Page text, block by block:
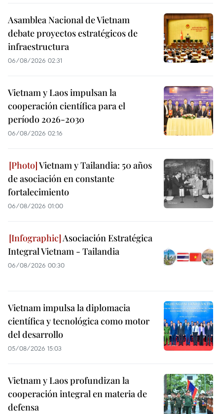
Asamblea Nacional de Vietnam
debate proyectos estratégicos de
infraestructura
06/08/2026 02:31
Vietnam y Laos impulsan la
cooperación científica para el
período 2026-2030
06/08/2026 02:16
Vietnam y Tailandia: 50 años
de asociación en constante
fortalecimiento
06/08/2026 01:00
Asociación Estratégica
Integral Vietnam - Tailandia
06/08/2026 00:30
Vietnam impulsa la diplomacia
científica y tecnológica como motor
del desarrollo
05/08/2026 15:03
Vietnam y Laos profundizan la
cooperación integral en materia de
defensa